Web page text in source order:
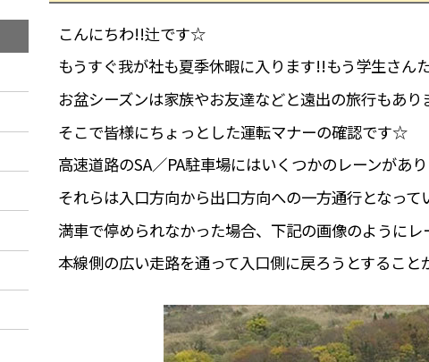
こんにちわ!!辻です☆
もうすぐ我が社も夏季休暇に入ります!!もう学生さん
お盆シーズンは家族やお友達などと遠出の旅行もあり
そこで皆様にちょっとした運転マナーの確認です☆
高速道路のSA／PA駐車場にはいくつかのレーンがあり
それらは入口方向から出口方向への一方通行となって
満車で停められなかった場合、下記の画像のようにレ
本線側の広い走路を通って入口側に戻ろうとすること